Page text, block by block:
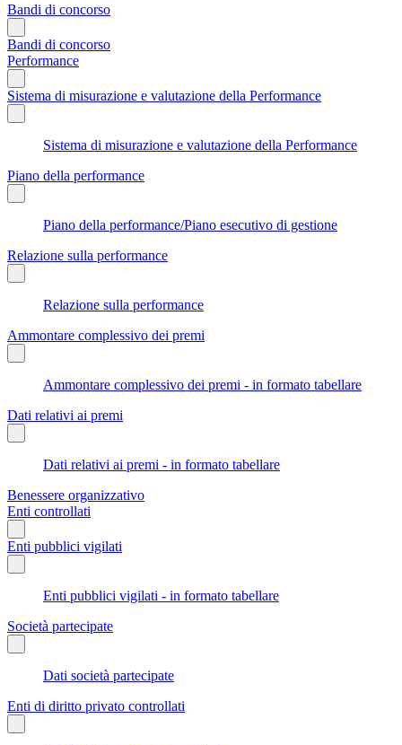
Bandi di concorso
Bandi di concorso
Performance
Sistema di misurazione e valutazione della Performance
Sistema di misurazione e valutazione della Performance
Piano della performance
Piano della performance/Piano esecutivo di gestione
Relazione sulla performance
Relazione sulla performance
Ammontare complessivo dei premi
Ammontare complessivo dei premi - in formato tabellare
Dati relativi ai premi
Dati relativi ai premi - in formato tabellare
Benessere organizzativo
Enti controllati
Enti pubblici vigilati
Enti pubblici vigilati - in formato tabellare
Società partecipate
Dati società partecipate
Enti di diritto privato controllati